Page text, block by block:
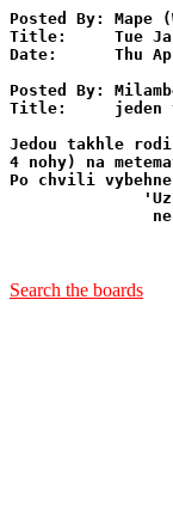
Posted By: Mape
Title:     Tue
Date:      Thu
Posted By:
Title:     jeden
Jedou takhle
4 nohy) na
Po chvili
Search the boards